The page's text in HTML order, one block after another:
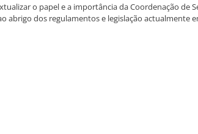
o papel e a importância da Coordenação
abrigo dos regulamentos e legislação actualmente